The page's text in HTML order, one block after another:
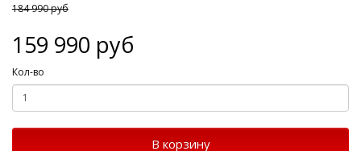
184 990 руб
159 990 руб
Кол-во
В корзину